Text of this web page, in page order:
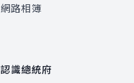
網路相簿
認識總統府